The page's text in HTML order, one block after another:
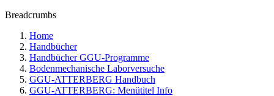
Breadcrumbs
Home
Handbücher
Handbücher GGU-Programme
Bodenmechanische Laborversuche
GGU-ATTERBERG Handbuch
GGU-ATTERBERG: Menütitel Info